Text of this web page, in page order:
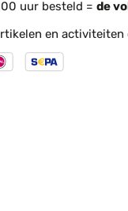
uur besteld = de
en activiteiten